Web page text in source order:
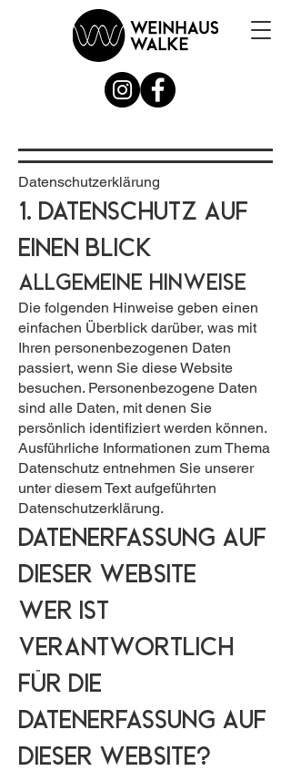
Datenschutz­erklärung
1. Datenschutz auf
einen Blick
Allgemeine Hinweise
Die folgenden Hinweise geben einen
einfachen Überblick darüber, was mit
Ihren personenbezogenen Daten
passiert, wenn Sie diese Website
besuchen. Personenbezogene Daten
sind alle Daten, mit denen Sie
persönlich identifiziert werden können.
Ausführliche Informationen zum Thema
Datenschutz entnehmen Sie unserer
unter diesem Text aufgeführten
Datenschutzerklärung.
Datenerfassung auf
dieser Website
Wer ist
verantwortlich
für die
Datenerfassung auf
dieser Website?